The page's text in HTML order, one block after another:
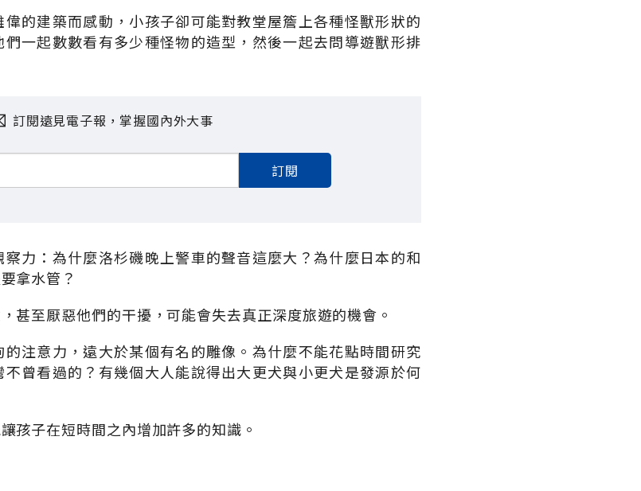
的建築而感動，小孩子卻可能對教堂屋簷上各種怪獸形狀的
一起數數看有多少種怪物的造型，然後一起去問導遊獸形排
訂閱遠見電子報，掌握國內外大事
訂閱
力：為什麼洛杉磯晚上警車的聲音這麼大？為什麼日本的和
拿水管？
甚至厭惡他們的干擾，可能會失去真正深度旅遊的機會。
注意力，遠大於某個有名的雕像。為什麼不能花點時間研究
曾看過的？有幾個大人能說得出大更犬與小更犬是發源於何
孩子在短時間之內增加許多的知識。